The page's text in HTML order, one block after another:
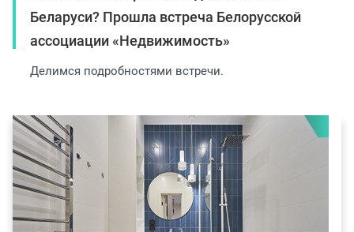
Беларуси? Прошла встреча Белорусской
ассоциации «Недвижимость»
Делимся подробностями встречи.